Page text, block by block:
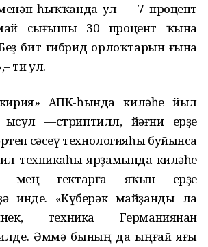
һыҡҡанда ул — 7 процент
сығышы 30 процент ҡына
бит гибрид орлоҡтарын ғына
ти ул.
АПК-һында киләһе йыл
—стриптилл, йәғни ерҙе
сәсеү технологияһы буйынса
ил техникаһы ярҙамында киләһе
мең гектарға яҡын ерҙе
инде. «Күберәк майҙанды ла
техника Германиянан
Әммә бының да ыңғай яғы